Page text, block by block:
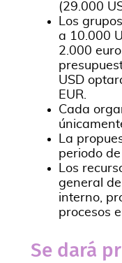
(29.000
Los
a 10.000
2.000
USD
EUR.
Cada
La
periodo
Los
general
interno,
procesos
Se dará